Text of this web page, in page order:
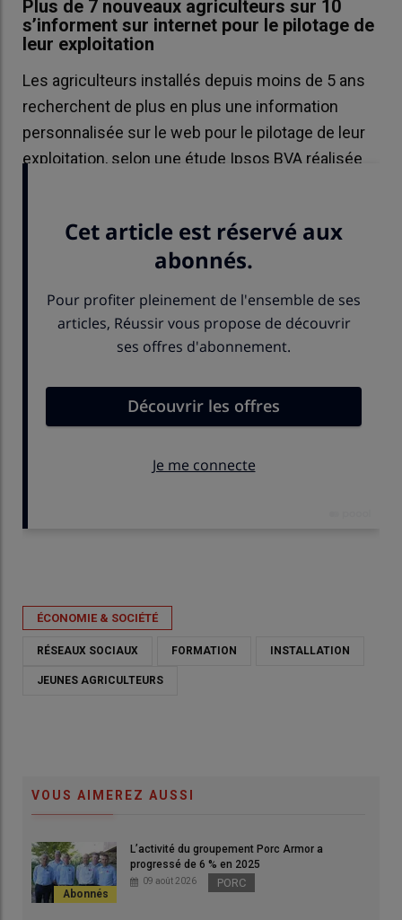
Plus de 7 nouveaux agriculteurs sur 10
s’informent sur internet pour le pilotage de
leur exploitation
Les agriculteurs installés depuis moins de 5 ans
recherchent de plus en plus une information
personnalisée sur le web pour le pilotage de leur
exploitation, selon une étude Ipsos BVA réalisée
Sur internet, 46% des nouveaux agriculteurs disent se
ÉCONOMIE & SOCIÉTÉ
RÉSEAUX SOCIAUX FORMATION INSTALLATION
JEUNES AGRICULTEURS
VOUS AIMEREZ AUSSI
L’activité du groupement Porc Armor a
progressé de 6 % en 2025
09 août 2026 PORC